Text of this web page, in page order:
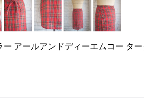
アールアンドディーエムコー タ